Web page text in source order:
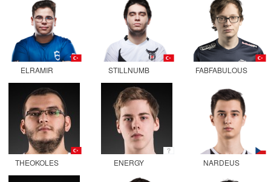
ELRAMIR STILLNUMB FABFABULOUS
THEOKOLES ENERGY NARDEUS